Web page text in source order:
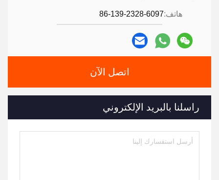
هاتف:86-139-2328-6097
اتصل الآن
راسلنا بالبريد الإلكتروني